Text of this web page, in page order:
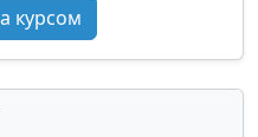
курсом